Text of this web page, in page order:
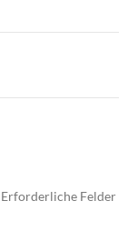
Erforderliche Felder